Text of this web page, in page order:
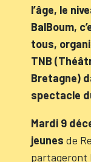
l’âge, le
BalBoum,
tous,
TNB
Bretagne)
spectacle
Mardi 9
jeunes de
partageront